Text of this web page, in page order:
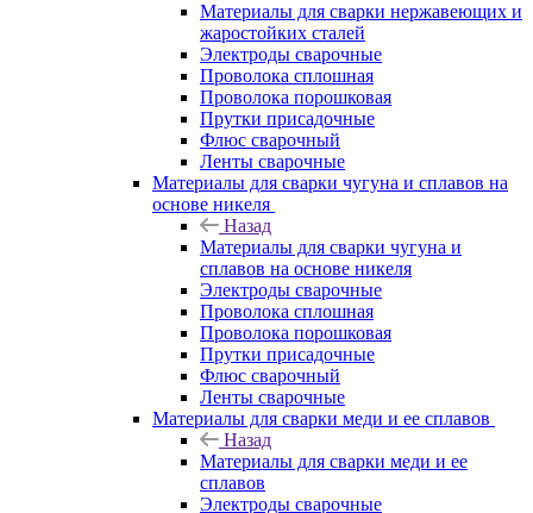
Материалы для сварки нержавеющих и
жаростойких сталей
Электроды сварочные
Проволока сплошная
Проволока порошковая
Прутки присадочные
Флюс сварочный
Ленты сварочные
Материалы для сварки чугуна и сплавов на
основе никеля
Назад
Материалы для сварки чугуна и
сплавов на основе никеля
Электроды сварочные
Проволока сплошная
Проволока порошковая
Прутки присадочные
Флюс сварочный
Ленты сварочные
Материалы для сварки меди и ее сплавов
Назад
Материалы для сварки меди и ее
сплавов
Электроды сварочные